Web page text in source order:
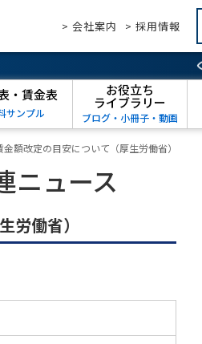
> 会社案内 > 採用情報
・賃金表
サンプル
お役立ち
ライブラリー
ブログ・小冊子・動画
額改定の目安について（厚生労働省）
ニュース
労働省）